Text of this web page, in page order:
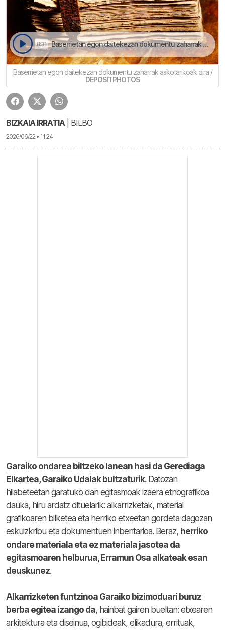
8:31 Baserrietan egon daitekezan dokumentu zaharrak askotarikoak dira, eta herriko historian zein ohituretan sakontzeko baliogarriak | Goizeko Izarretan
Baserrietan egon daitekezan dokumentu zaharrak askotarikoak dira /
DEPOSITPHOTOS
BIZKAIA IRRATIA | BILBO
2026/06/22 • 11:24
Garaiko ondarea biltzeko lanean hasi da Gerediaga
Elkartea, Garaiko Udalak bultzaturik. Datozan
hilabeteetan garatuko dan egitasmoak izaera etnografikoa
dauka, hiru ardatz dituelarik: alkarrizketak, material
grafikoaren bilketea eta herriko etxeetan gordeta dagozan
eskuizkribu eta dokumentuen inbentarioa. Beraz, herriko
ondare materiala eta ez materiala jasotea da
egitasmoaren helburua, Erramun Osa alkateak esan
deuskunez.
Alkarrizketen funtzinoa Garaiko bizimoduari buruz
berba egitea izango da, hainbat gairen bueltan: etxearen
arkitektura eta diseinua, ogibideak, elikadura, errituak,